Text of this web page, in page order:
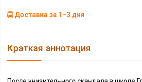
Доставка за 1–3 дня
Краткая аннотация